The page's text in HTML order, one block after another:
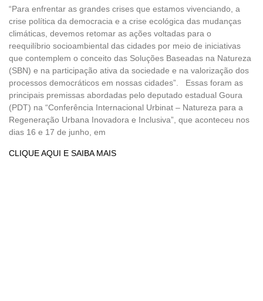
“Para enfrentar as grandes crises que estamos vivenciando, a
crise política da democracia e a crise ecológica das mudanças
climáticas, devemos retomar as ações voltadas para o
reequilíbrio socioambiental das cidades por meio de iniciativas
que contemplem o conceito das Soluções Baseadas na Natureza
(SBN) e na participação ativa da sociedade e na valorização dos
processos democráticos em nossas cidades”. Essas foram as
principais premissas abordadas pelo deputado estadual Goura
(PDT) na “Conferência Internacional Urbinat – Natureza para a
Regeneração Urbana Inovadora e Inclusiva”, que aconteceu nos
dias 16 e 17 de junho, em
CLIQUE AQUI E SAIBA MAIS